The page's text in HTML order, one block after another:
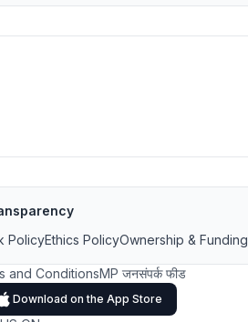
PolicyEthics PolicyOwnership & Funding
and ConditionsMP जनसंपर्क फीड
Download on the App Store